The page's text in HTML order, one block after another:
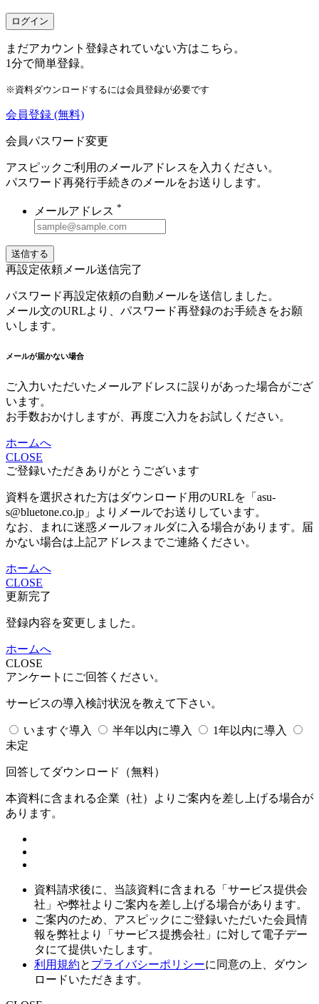
ログイン
まだアカウント登録されていない方はこちら。
1分で簡単登録。
※資料ダウンロードするには会員登録が必要です
会員登録 (無料)
会員パスワード変更
アスピックご利用のメールアドレスを入力ください。
パスワード再発行手続きのメールをお送りします。
メールアドレス *
送信する
再設定依頼メール送信完了
パスワード再設定依頼の自動メールを送信しました。
メール文のURLより、パスワード再登録のお手続きをお願
いします。
メールが届かない場合
ご入力いただいたメールアドレスに誤りがあった場合がござ
います。
お手数おかけしますが、再度ご入力をお試しください。
ホームへ
CLOSE
ご登録いただきありがとうございます
資料を選択された方はダウンロード用のURLを「asu-
s@bluetone.co.jp」よりメールでお送りしています。
なお、まれに迷惑メールフォルダに入る場合があります。届
かない場合は上記アドレスまでご連絡ください。
ホームへ
CLOSE
更新完了
登録内容を変更しました。
ホームへ
CLOSE
アンケートにご回答ください。
サービスの導入検討状況を教えて下さい。
いますぐ導入 半年以内に導入
1年以内に導入
未定
回答してダウンロード （無料）
本資料に含まれる企業（社）よりご案内を差し上げる場合が
あります。
資料請求後に、当該資料に含まれる「サービス提供会
社」や弊社よりご案内を差し上げる場合があります。
ご案内のため、アスピックにご登録いただいた会員情
報を弊社より「サービス提携会社」に対して電子デー
タにて提供いたします。
利用規約と プライバシーポリシーに同意の上、ダウン
ロードいただきます。